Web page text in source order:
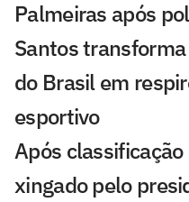
Palmeiras após
Santos
do Brasil em
esportivo
Após
xingado pelo